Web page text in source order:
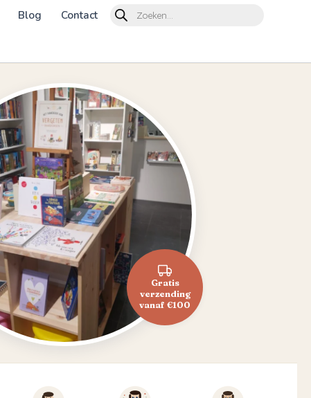
Blog Contact
Products
search
Gratis
verzending
vanaf €100